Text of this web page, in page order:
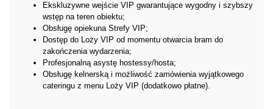
Ekskluzywne wejście VIP gwarantujące wygodny i szybszy
wstęp na teren obiektu;
Obsługę opiekuna Strefy VIP;
Dostęp do Loży VIP od momentu otwarcia bram do
zakończenia wydarzenia;
Profesjonalną asystę hostessy/hosta;
Obsługę kelnerską i możliwość zamówienia wyjątkowego
cateringu z menu Loży VIP (dodatkowo płatne).